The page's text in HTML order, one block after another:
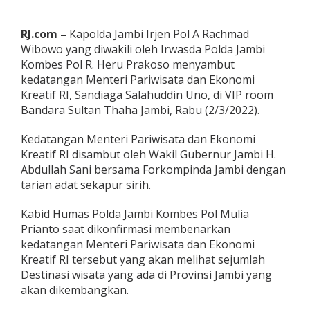
U
n
o
D
i
s
a
m
u
t
P
o
l
a
J
a
m
b
i
RJ.com – Kapolda Jambi Irjen Pol A Rachmad
Wibowo yang diwakili oleh Irwasda Polda Jambi
Kombes Pol R. Heru Prakoso menyambut
kedatangan Menteri Pariwisata dan Ekonomi
Kreatif RI, Sandiaga Salahuddin Uno, di VIP room
Bandara Sultan Thaha Jambi, Rabu (2/3/2022).
Kedatangan Menteri Pariwisata dan Ekonomi
Kreatif RI disambut oleh Wakil Gubernur Jambi H.
Abdullah Sani bersama Forkompinda Jambi dengan
tarian adat sekapur sirih.
Kabid Humas Polda Jambi Kombes Pol Mulia
Prianto saat dikonfirmasi membenarkan
kedatangan Menteri Pariwisata dan Ekonomi
Kreatif RI tersebut yang akan melihat sejumlah
Destinasi wisata yang ada di Provinsi Jambi yang
akan dikembangkan.